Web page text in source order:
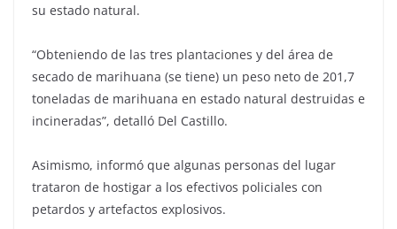
su estado natural.
“Obteniendo de las tres plantaciones y del área de
secado de marihuana (se tiene) un peso neto de 201,7
toneladas de marihuana en estado natural destruidas e
incineradas”, detalló Del Castillo.
Asimismo, informó que algunas personas del lugar
trataron de hostigar a los efectivos policiales con
petardos y artefactos explosivos.